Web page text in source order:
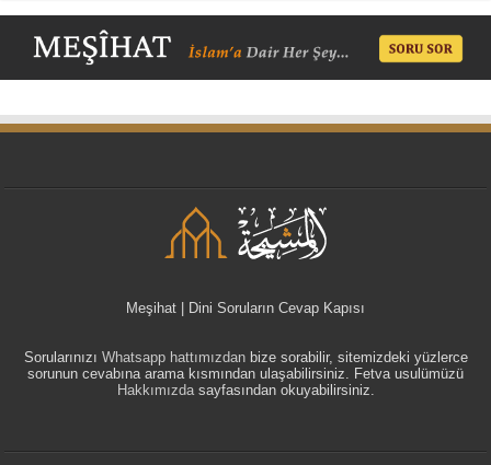
Meşihat | Dini Soruların Cevap Kapısı
Sorularınızı Whatsapp hattımızdanbize sorabilir, sitemizdeki yüzlerce
sorunun cevabına arama kısmından ulaşabilirsiniz. Fetva usulümüzü
Hakkımızdasayfasından okuyabilirsiniz.